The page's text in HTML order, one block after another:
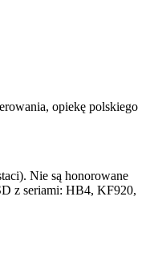
opiekę polskiego
Nie są honorowane
z seriami: HB4, KF920,